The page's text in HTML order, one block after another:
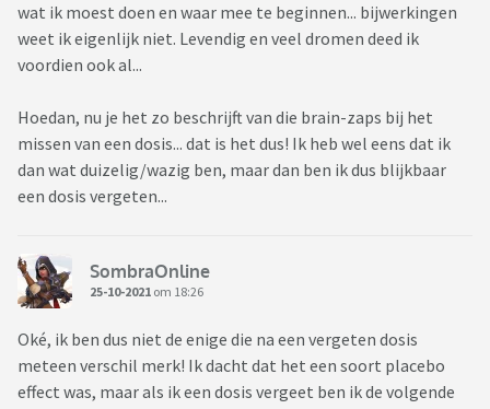
wat ik moest doen en waar mee te beginnen... bijwerkingen
weet ik eigenlijk niet. Levendig en veel dromen deed ik
voordien ook al...
Hoedan, nu je het zo beschrijft van die brain-zaps bij het
missen van een dosis... dat is het dus! Ik heb wel eens dat ik
dan wat duizelig/wazig ben, maar dan ben ik dus blijkbaar
een dosis vergeten...
SombraOnline
25-10-2021 om 18:26
Oké, ik ben dus niet de enige die na een vergeten dosis
meteen verschil merk! Ik dacht dat het een soort placebo
effect was, maar als ik een dosis vergeet ben ik de volgende